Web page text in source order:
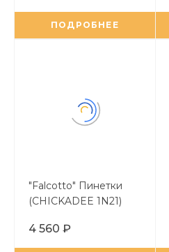
ПОДРОБНЕЕ
"Falcotto" Пинетки
(CHICKADEE 1N21)
4 560 ₽